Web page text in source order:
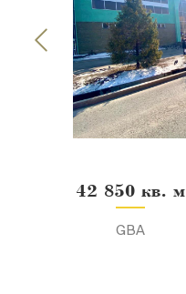
42 850 кв. м
GBA